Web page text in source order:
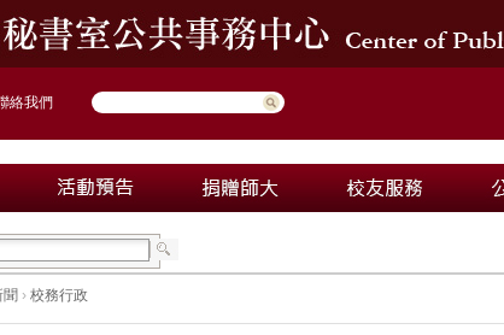
絡我們
聞 › 校務行政